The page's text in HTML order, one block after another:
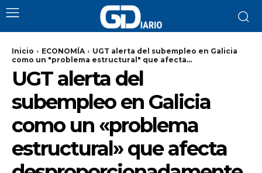
Inicio ECONOMÍA
UGT alerta del subempleo en Galicia
como un "problema estructural" que afecta...
UGT alerta del
subempleo en Galicia
como un «problema
estructural» que afecta